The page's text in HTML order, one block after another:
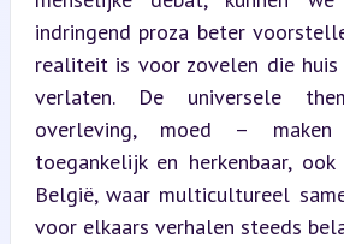
indringend proza beter
realiteit is voor zovelen die huis
verlaten. De universele
overleving, moed – maken
toegankelijk en herkenbaar,
België, waar multicultureel
voor elkaars verhalen steeds